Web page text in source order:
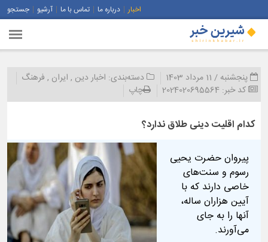
اخبار درباره ما تماس با ما آرشیو جستجو
پنجشنبه / 11 مرداد 1403 دسته‌بندی: اخبار دین , ایران , فرهنگ
کد خبر: 2024020695564 چاپ
کدام اقلیت دینی طلاق ندارد؟
پیروان حضرت یحیی
رسوم و سنت‌های
خاصی دارند که با
آیین هزاران ساله،
آنها را به جای
می‌آورند.